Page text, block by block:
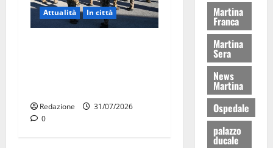
Attualità In città
Redazione
31/07/2026
0
Martina
Franca
Martina
Sera
News
Martina
Ospedale
palazzo
ducale